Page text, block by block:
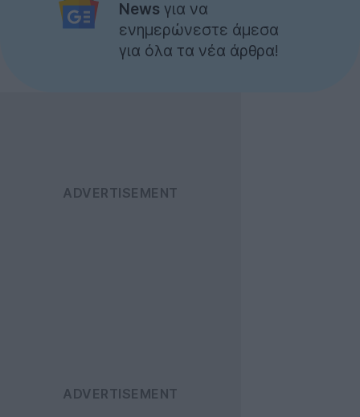
News για να
ενημερώνεστε άμεσα
για όλα τα νέα άρθρα!